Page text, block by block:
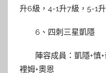
升6級，4-1升7級，5-1升
6、四刺三星凱隱
陣容成員：凱隱+慎
裡姆+奧恩